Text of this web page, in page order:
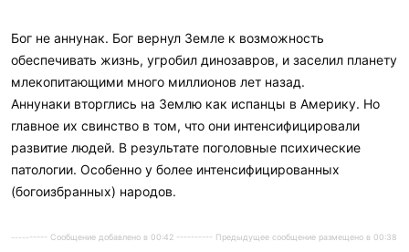
Бог не аннунак. Бог вернул Земле к возможность
обеспечивать жизнь, угробил динозавров, и заселил планету
млекопитающими много миллионов лет назад.
Аннунаки вторглись на Землю как испанцы в Америку. Но
главное их свинство в том, что они интенсифицировали
развитие людей. В результате поголовные психические
патологии. Особенно у более интенсифицированных
(богоизбранных) народов.
---------- Сообщение добавлено в 00:42 ---------- Предыдущее сообщение размещено в 00:38